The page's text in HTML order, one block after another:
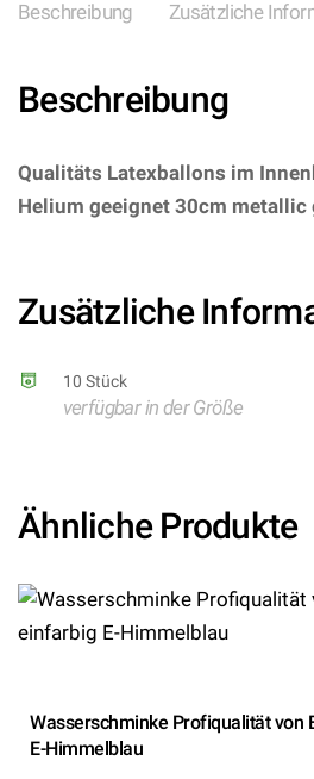
Beschreibung Zusätzliche
Beschreibung
Qualitäts Latexballons im
Helium geeignet 30cm metallic
Zusätzliche
10 Stück
verfügbar in der Größe
Ähnliche Produkte
Wasserschminke Profiqualität von
E-Himmelblau